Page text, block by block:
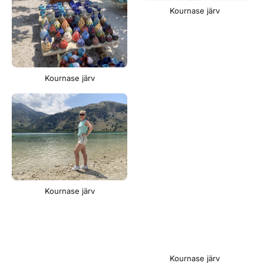
Kournase järv
Kournase järv
Kournase järv
Kournase järv